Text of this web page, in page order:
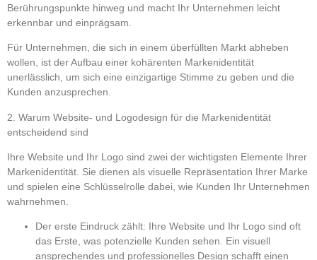
Berührungspunkte hinweg und macht Ihr Unternehmen leicht
erkennbar und einprägsam.
Für Unternehmen, die sich in einem überfüllten Markt abheben
wollen, ist der Aufbau einer kohärenten Markenidentität
unerlässlich, um sich eine einzigartige Stimme zu geben und die
Kunden anzusprechen.
2. Warum Website- und Logodesign für die Markenidentität
entscheidend sind
Ihre Website und Ihr Logo sind zwei der wichtigsten Elemente Ihrer
Markenidentität. Sie dienen als visuelle Repräsentation Ihrer Marke
und spielen eine Schlüsselrolle dabei, wie Kunden Ihr Unternehmen
wahrnehmen.
Der erste Eindruck zählt: Ihre Website und Ihr Logo sind oft
das Erste, was potenzielle Kunden sehen. Ein visuell
ansprechendes und professionelles Design schafft einen